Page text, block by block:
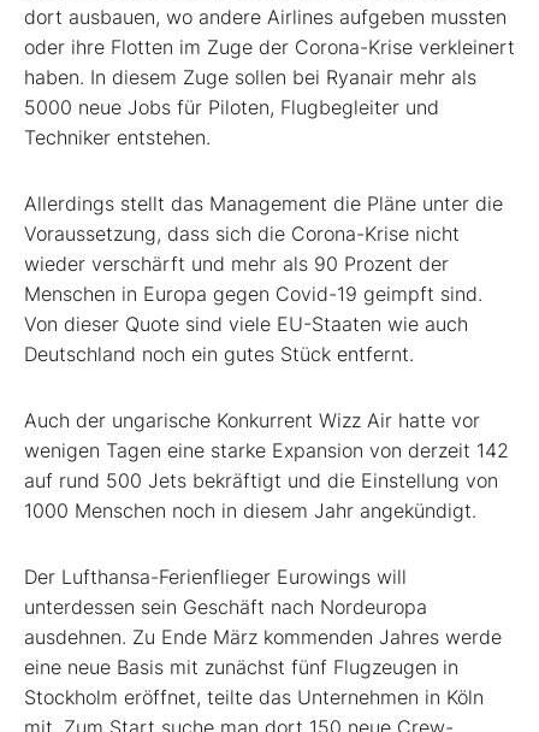
dort ausbauen, wo andere Airlines aufgeben mussten
oder ihre Flotten im Zuge der Corona-Krise verkleinert
haben. In diesem Zuge sollen bei Ryanair mehr als
5000 neue Jobs für Piloten, Flugbegleiter und
Techniker entstehen.
Allerdings stellt das Management die Pläne unter die
Voraussetzung, dass sich die Corona-Krise nicht
wieder verschärft und mehr als 90 Prozent der
Menschen in Europa gegen Covid-19 geimpft sind.
Von dieser Quote sind viele EU-Staaten wie auch
Deutschland noch ein gutes Stück entfernt.
Auch der ungarische Konkurrent Wizz Air hatte vor
wenigen Tagen eine starke Expansion von derzeit 142
auf rund 500 Jets bekräftigt und die Einstellung von
1000 Menschen noch in diesem Jahr angekündigt.
Der Lufthansa-Ferienflieger Eurowings will
unterdessen sein Geschäft nach Nordeuropa
ausdehnen. Zu Ende März kommenden Jahres werde
eine neue Basis mit zunächst fünf Flugzeugen in
Stockholm eröffnet, teilte das Unternehmen in Köln
mit. Zum Start suche man dort 150 neue Crew-